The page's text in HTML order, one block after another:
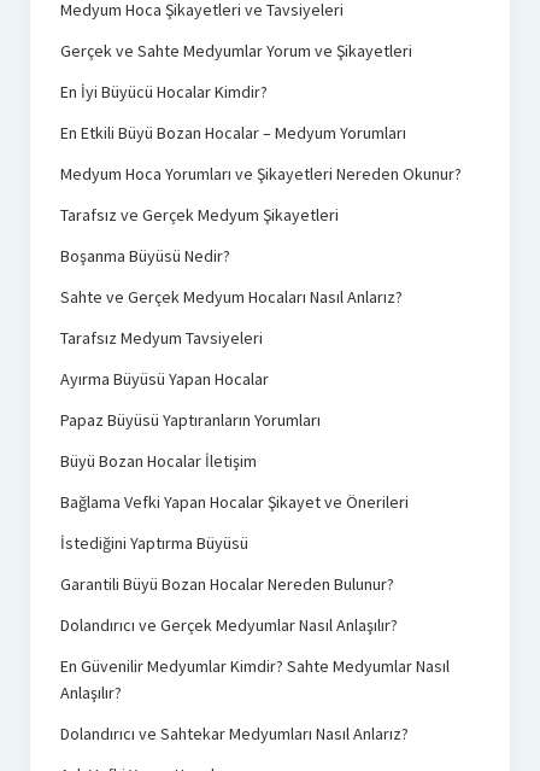
Medyum Hoca Şikayetleri ve Tavsiyeleri
Gerçek ve Sahte Medyumlar Yorum ve Şikayetleri
En İyi Büyücü Hocalar Kimdir?
En Etkili Büyü Bozan Hocalar – Medyum Yorumları
Medyum Hoca Yorumları ve Şikayetleri Nereden Okunur?
Tarafsız ve Gerçek Medyum Şikayetleri
Boşanma Büyüsü Nedir?
Sahte ve Gerçek Medyum Hocaları Nasıl Anlarız?
Tarafsız Medyum Tavsiyeleri
Ayırma Büyüsü Yapan Hocalar
Papaz Büyüsü Yaptıranların Yorumları
Büyü Bozan Hocalar İletişim
Bağlama Vefki Yapan Hocalar Şikayet ve Önerileri
İstediğini Yaptırma Büyüsü
Garantili Büyü Bozan Hocalar Nereden Bulunur?
Dolandırıcı ve Gerçek Medyumlar Nasıl Anlaşılır?
En Güvenilir Medyumlar Kimdir? Sahte Medyumlar Nasıl
Anlaşılır?
Dolandırıcı ve Sahtekar Medyumları Nasıl Anlarız?